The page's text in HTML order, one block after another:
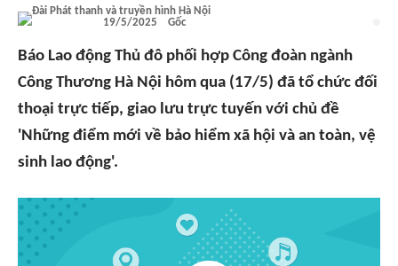
19/5/2025 Gốc
Báo Lao động Thủ đô phối hợp Công đoàn ngành
Công Thương Hà Nội hôm qua (17/5) đã tổ chức đối
thoại trực tiếp, giao lưu trực tuyến với chủ đề
'Những điểm mới về bảo hiểm xã hội và an toàn, vệ
sinh lao động'.